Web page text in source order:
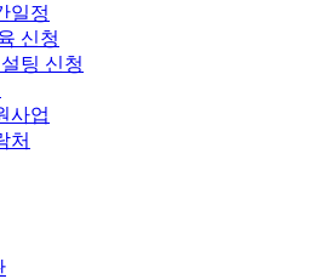
일정
신청
팅 신청
사업
처